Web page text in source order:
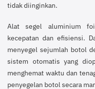
tidak diinginkan.
Alat segel aluminium
kecepatan dan efisiensi.
menyegel sejumlah botol
sistem otomatis yang
menghemat waktu dan
penyegelan botol secara